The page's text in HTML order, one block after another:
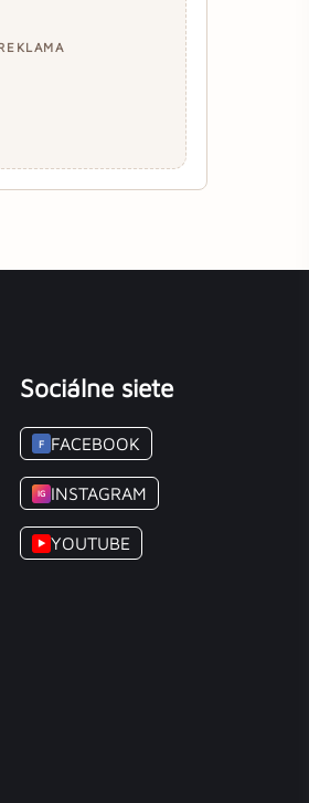
Sociálne siete
F FACEBOOK
IG INSTAGRAM
▶ YOUTUBE